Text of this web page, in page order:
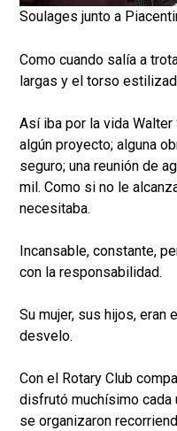
Soulages junto a
Como cuando salía a
largas y el torso
Así iba por la vida
algún proyecto; alguna
seguro; una reunión de
mil. Como si no le
necesitaba.
Incansable, constante,
con la responsabilidad.
Su mujer, sus hijos, eran
desvelo.
Con el Rotary Club
disfrutó muchísimo
se organizaron